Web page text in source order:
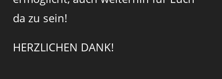
da zu sein!
HERZLICHEN DANK!